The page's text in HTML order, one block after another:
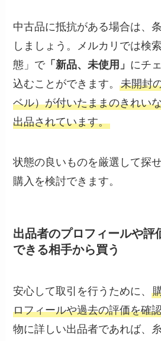
中古品に抵抗がある場合は、
しましょう。メルカリでは検
態」で「新品、未使用」 にチ
込むことができます。未開封
ベル）が付いたままのきれい
出品されています。
状態の良いものを厳選して探
購入を検討できます。
出品者のプロフィールや評
できる相手から買う
安心して取引を行うために、
ロフィールや過去の評価を確
物に詳しい出品者であれば、